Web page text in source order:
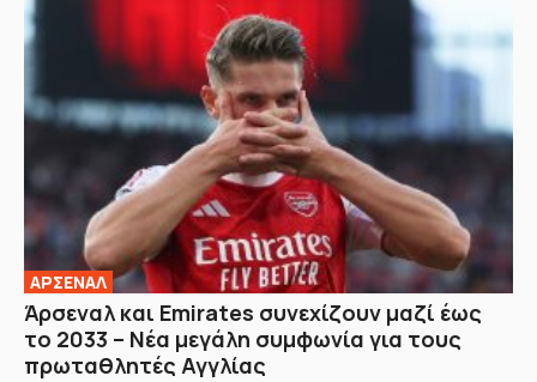
ΑΡΣΕΝΑΛ
Άρσεναλ και Emirates συνεχίζουν μαζί έως
το 2033 – Νέα μεγάλη συμφωνία για τους
πρωταθλητές Αγγλίας